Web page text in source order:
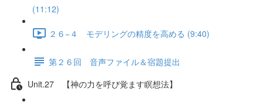
(11:12)
２６−４ モデリングの精度を高める (9:40)
第２６回 音声ファイル＆宿題提出
Unit.27 【神の力を呼び覚ます瞑想法】